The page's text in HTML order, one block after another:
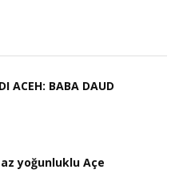
ACEH: BABA DAUD
yoğunluklu Açe